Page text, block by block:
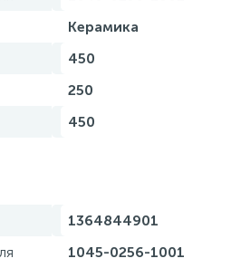
Керамика
450
250
450
1364844901
1045-0256-1001
контроля протечки воды